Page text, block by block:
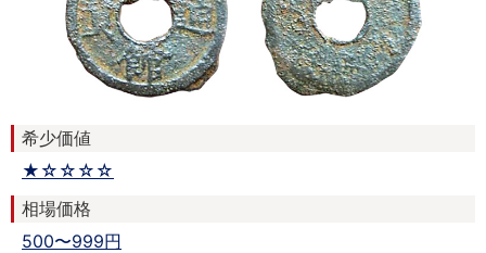
希少価値
★☆☆☆☆
相場価格
500〜999円